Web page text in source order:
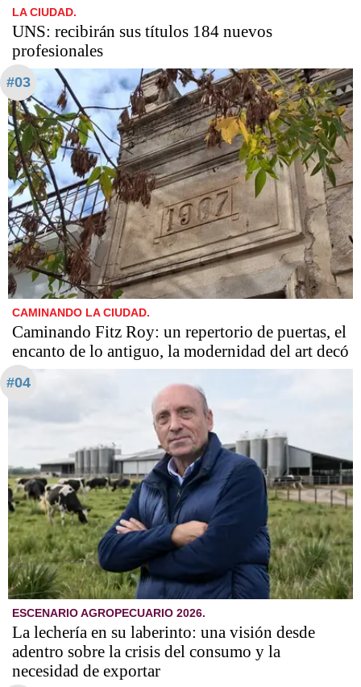
LA CIUDAD.
UNS: recibirán sus títulos 184 nuevos
profesionales
#03
CAMINANDO LA CIUDAD.
Caminando Fitz Roy: un repertorio de puertas, el
encanto de lo antiguo, la modernidad del art decó
#04
ESCENARIO AGROPECUARIO 2026.
La lechería en su laberinto: una visión desde
adentro sobre la crisis del consumo y la
necesidad de exportar